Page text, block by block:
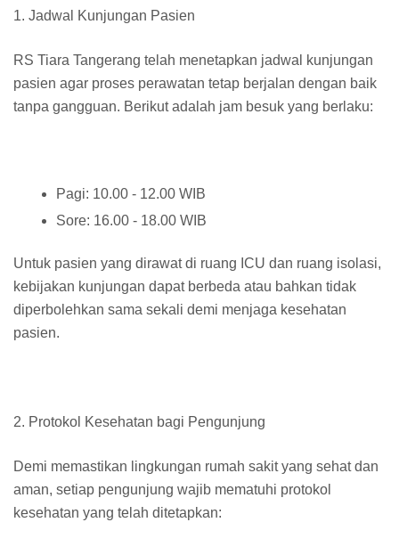
1. Jadwal Kunjungan Pasien
RS Tiara Tangerang telah menetapkan jadwal kunjungan
pasien agar proses perawatan tetap berjalan dengan baik
tanpa gangguan. Berikut adalah jam besuk yang berlaku:
Pagi: 10.00 - 12.00 WIB
Sore: 16.00 - 18.00 WIB
Untuk pasien yang dirawat di ruang ICU dan ruang isolasi,
kebijakan kunjungan dapat berbeda atau bahkan tidak
diperbolehkan sama sekali demi menjaga kesehatan
pasien.
2. Protokol Kesehatan bagi Pengunjung
Demi memastikan lingkungan rumah sakit yang sehat dan
aman, setiap pengunjung wajib mematuhi protokol
kesehatan yang telah ditetapkan: